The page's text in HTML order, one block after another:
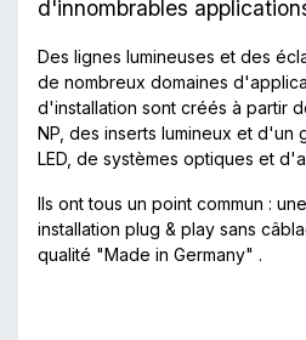
d'innombrables
Des lignes lumineuses et des
de nombreux domaines
d'installation sont créés à partir
NP, des inserts lumineux et d'un
LED, de systèmes optiques et
Ils ont tous un point commun :
installation plug & play sans
qualité "Made in Germany" .